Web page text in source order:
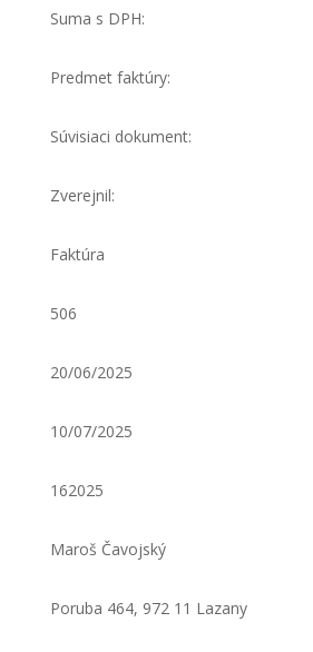
Suma s DPH:
Predmet faktúry:
Súvisiaci dokument:
Zverejnil:
Faktúra
506
20/06/2025
10/07/2025
162025
Maroš Čavojský
Poruba 464, 972 11 Lazany